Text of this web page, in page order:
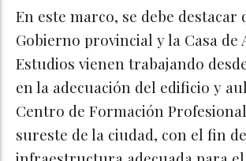
En este marco, se debe destacar
Gobierno provincial y la Casa de
Estudios vienen trabajando
en la adecuación del edificio y
Centro de Formación Profesional
sureste de la ciudad, con el fin